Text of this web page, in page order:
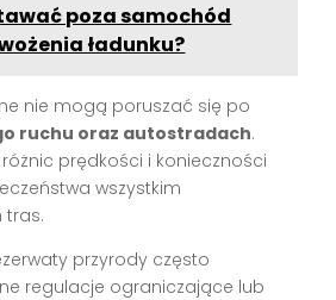
poza samochód
ładunku?
nie mogą poruszać się po
ruchu oraz autostradach.
prędkości i konieczności
wszystkim
tras.
przyrody często
regulacje ograniczające lub